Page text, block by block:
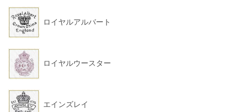
ロイヤルアルバート
ロイヤルウースター
エインズレイ